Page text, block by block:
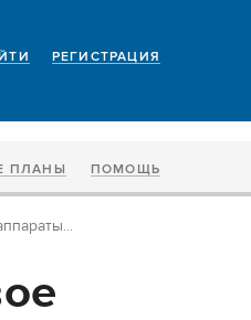
РЕГИСТРАЦИЯ
ПЛАНЫ ПОМОЩЬ